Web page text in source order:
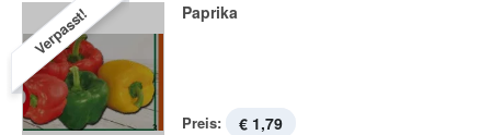
Verpasst! Paprika
Preis: € 1,79